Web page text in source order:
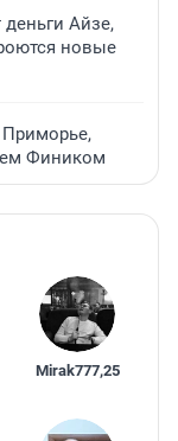
Айзе,
новые
Фиником
Mirak777,25